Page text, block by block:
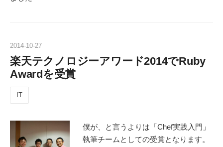
2014-10-27
楽天テクノロジーアワード2014でRuby
Awardを受賞
IT
僕が、と言うよりは「Chef実践入門」
執筆チームとしての受賞となります。